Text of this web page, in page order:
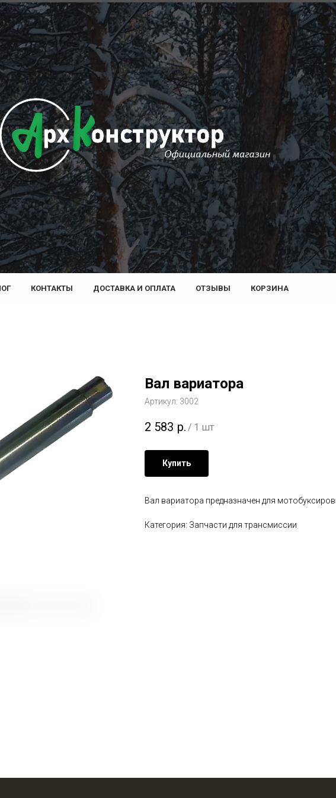
КОНТАКТЫ ДОСТАВКА И ОПЛАТА ОТЗЫВЫ КОРЗИНА
Вал вариатора
Артикул: 3002
2 583 р. / 1 шт
Купить
Вал вариатора предназначен для
Категория: Запчасти для трансмиссии